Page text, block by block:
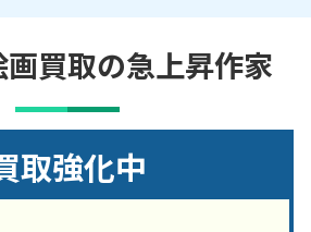
買取の急上昇作家
取強化中